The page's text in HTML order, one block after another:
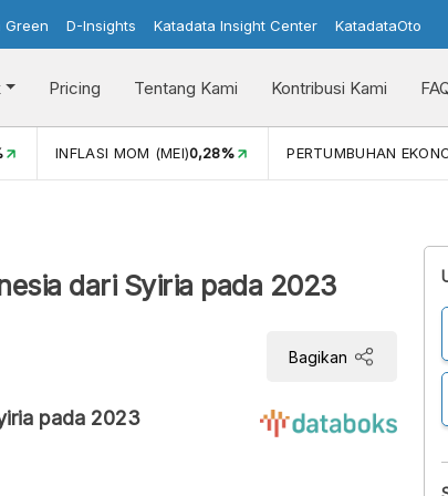
Green D-Insights Katadata Insight Center KatadataOto
Pricing Tentang Kami Kontribusi Kami
INFLASI MOM (MEI)0,28% PERTUMBUHAN
dari Syiria pada 2023
Bagikan
pada 2023